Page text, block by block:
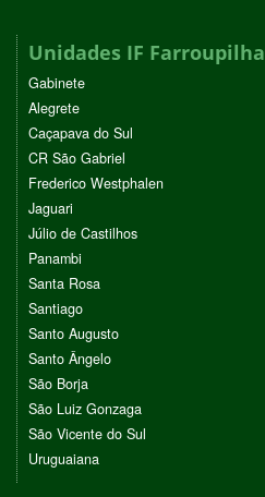
Unidades IF Farroupilha
Gabinete
Alegrete
Caçapava do Sul
CR São Gabriel
Frederico Westphalen
Jaguari
Júlio de Castilhos
Panambi
Santa Rosa
Santiago
Santo Augusto
Santo Ângelo
São Borja
São Luiz Gonzaga
São Vicente do Sul
Uruguaiana